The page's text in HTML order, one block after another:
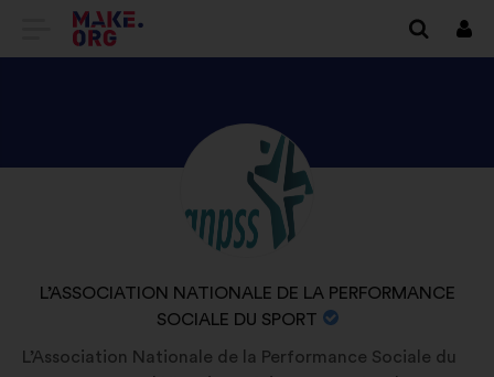
VAI
MAKE.ORG
SCOPRI
IL
PROFILO
L’ASSOCIATION
NOME
DELL'ORGANIZZAZIONE:
L’ASSOCIATION NATIONALE DE LA PERFORMANCE
SOCIALE DU SPORT
Biografia:
L’Association Nationale de la Performance Sociale du